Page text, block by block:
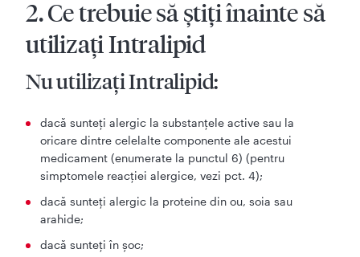
2. Ce trebuie să ştiţi înainte să
utilizaţi Intralipid
Nu utilizaţi Intralipid:
dacă sunteţi alergic la substanţele active sau la
oricare dintre celelalte componente ale acestui
medicament (enumerate la punctul 6) (pentru
simptomele reacţiei alergice, vezi pct. 4);
dacă sunteţi alergic la proteine din ou, soia sau
arahide;
dacă sunteţi în şoc;